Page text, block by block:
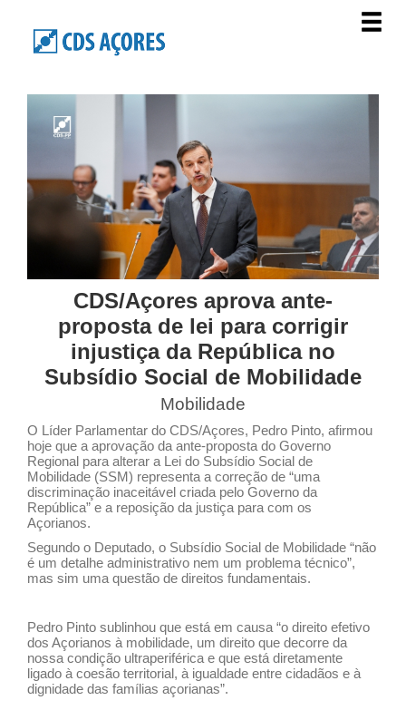
CDS/Açores aprova ante-
proposta de lei para corrigir
injustiça da República no
Subsídio Social de Mobilidade
Mobilidade
O Líder Parlamentar do CDS/Açores, Pedro Pinto, afirmou
hoje que a aprovação da ante-proposta do Governo
Regional para alterar a Lei do Subsídio Social de
Mobilidade (SSM) representa a correção de “uma
discriminação inaceitável criada pelo Governo da
República” e a reposição da justiça para com os
Açorianos.
Segundo o Deputado, o Subsídio Social de Mobilidade “não
é um detalhe administrativo nem um problema técnico”,
mas sim uma questão de direitos fundamentais.
Pedro Pinto sublinhou que está em causa “o direito efetivo
dos Açorianos à mobilidade, um direito que decorre da
nossa condição ultraperiférica e que está diretamente
ligado à coesão territorial, à igualdade entre cidadãos e à
dignidade das famílias açorianas”.